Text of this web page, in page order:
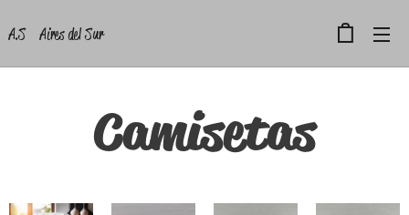
A.S Aires del Sur
Camisetas